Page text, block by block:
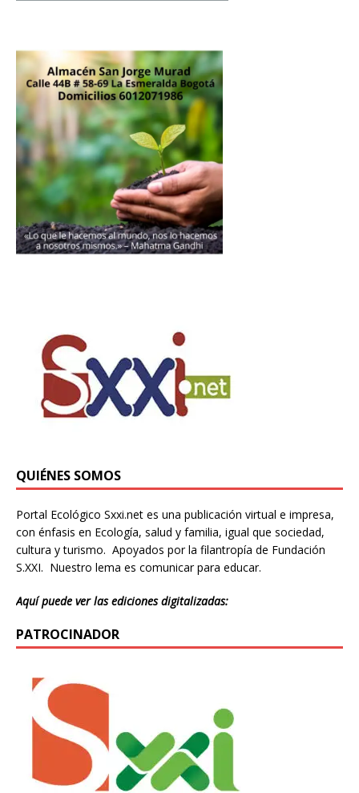
QUIÉNES SOMOS
Portal Ecológico Sxxi.net es una publicación virtual e impresa,
con énfasis en Ecología, salud y familia, igual que sociedad,
cultura y turismo. Apoyados por la filantropía de Fundación
S.XXI. Nuestro lema es comunicar para educar.
Aquí puede ver las ediciones digitalizadas:
PATROCINADOR